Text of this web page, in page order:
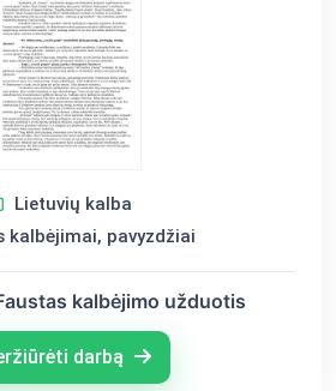
Lietuvių kalba
kalbėjimai, pavyzdžiai
kalbėjimo užduotis
darbą